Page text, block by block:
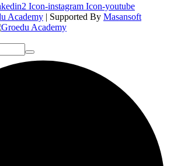
Icon-instagram Icon-youtube
Academy | Supported By Masansoft